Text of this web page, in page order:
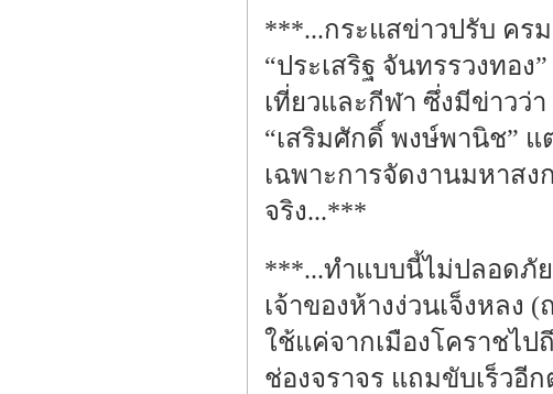
***...กระแสข่าวปรับ คร
“ประเสริฐ จันทรรวงทอ
เที่ยวและกีฬา ซึ่งมีข่าวว่
“เสริมศักดิ์ พงษ์พานิช” แ
เฉพาะการจัดงานมหาส
จริง...***
***...ทำแบบนี้ไม่ปลอดภัย
เจ้าของห้างง่วนเจ็งหลง
ใช้แค่จากเมืองโคราชไ
ช่องจราจร แถมขับเร็วอี